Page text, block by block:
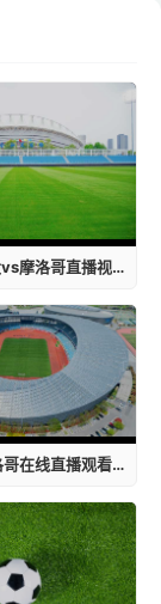
世界杯加拿大vs摩洛哥直播视频在线观看免费
加拿大vs摩洛哥在线直播观看免费